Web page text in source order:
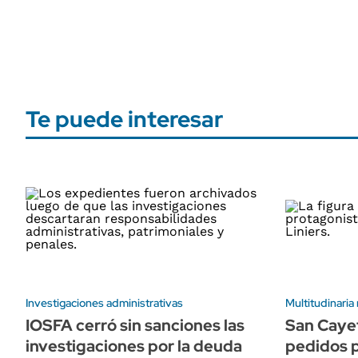
Te puede interesar
Investigaciones administrativas
IOSFA cerró sin sanciones las
investigaciones por la deuda
Multitudinaria
San
pedidos